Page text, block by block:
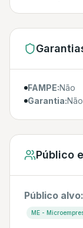
FAMPE:Não
Garantia:
Público
Público alvo:
ME -